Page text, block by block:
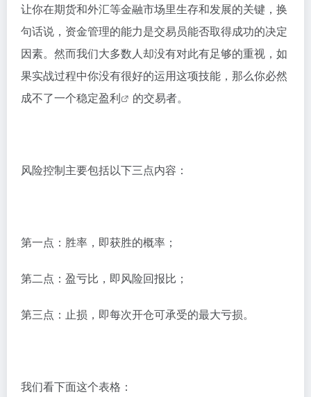
让你在期货和外汇等金融市场里生存和发展的关键，换
句话说，资金管理的能力是交易员能否取得成功的决定
因素。然而我们大多数人却没有对此有足够的重视，如
果实战过程中你没有很好的运用这项技能，那么你必然
成不了一个稳定盈利 的交易者。
风险控制主要包括以下三点内容：
第一点：胜率，即获胜的概率；
第二点：盈亏比，即风险回报比；
第三点：止损，即每次开仓可承受的最大亏损。
我们看下面这个表格：